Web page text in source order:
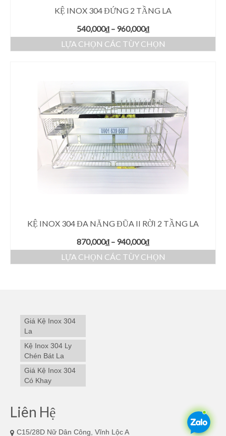
KỆ INOX 304 ĐỨNG 2 TẦNG LA
540,000₫ – 960,000₫
LỰA CHỌN CÁC TÙY CHỌN
KỆ INOX 304 ĐA NĂNG ĐŨA II RỜI 2 TẦNG LA
870,000₫ – 940,000₫
LỰA CHỌN CÁC TÙY CHỌN
Giá Kệ Inox 304
La
Kệ Inox 304 Ly
Chén Bát La
Giá Kệ Inox 304
Có Khay
Liên Hệ
C15/28D Nữ Dân Công, Vĩnh Lộc A